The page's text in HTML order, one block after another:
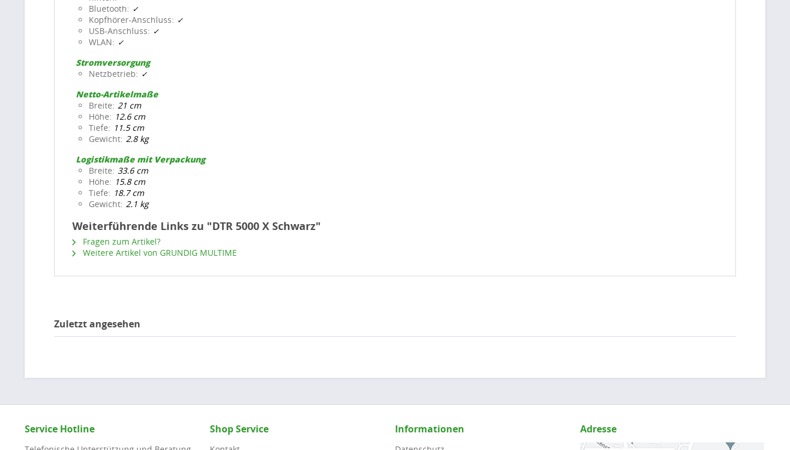
Bluetooth
Kopfhörer-Anschluss
USB-Anschluss
WLAN
Stromversorgung
Netzbetrieb
Netto-Artikelmaße
Breite 21 cm
Höhe
12.6 cm
Tiefe
11.5 cm
Gewicht 2.8 kg
Logistikmaße mit Verpackung
Breite 33.6 cm
Höhe
15.8 cm
Tiefe
18.7 cm
Gewicht 2.1 kg
Weiterführende Links zu "DTR 5000 X Schwarz"
Fragen zum Artikel?
Weitere Artikel von GRUNDIG MULTIME
Zuletzt angesehen
Service Hotline Shop Service Informationen Adresse